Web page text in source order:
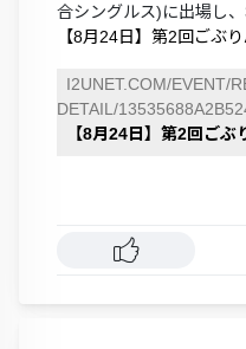
合シングルス)に出場し、
【8月24日】第2回ごぶ
I2UNET.COM/EVENT/
DETAIL/
【8月24日】第2回ごぶ